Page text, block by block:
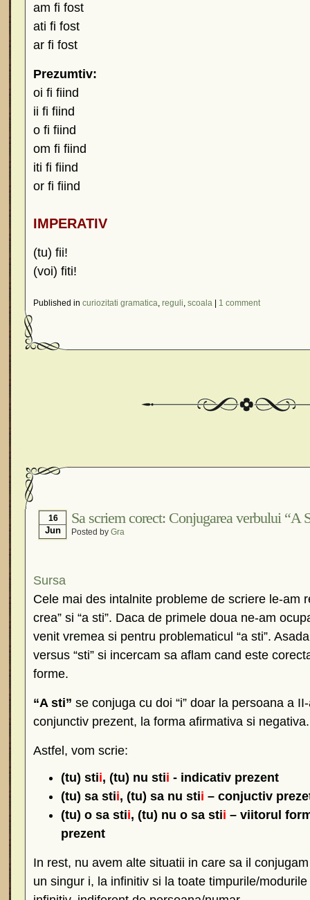
am fi fost
ati fi fost
ar fi fost
Prezumtiv:
oi fi fiind
ii fi fiind
o fi fiind
om fi fiind
iti fi fiind
or fi fiind
IMPERATIV
(tu) fii!
(voi) fiti!
Published in curiozitati gramatica, reguli, scoala 1 comment
16
Jun
Sa scriem corect: Conjugarea verbului “A
Posted by Gra
Sursa
Cele mai des intalnite probleme de scriere le-am
crea” si “a sti”. Daca de primele doua ne-am
venit vremea si pentru problematicul “a sti”.
versus “sti” si incercam sa aflam cand este
forme.
“A sti” se conjuga cu doi “i” doar la persoana a
conjunctiv prezent, la forma afirmativa si negativa.
Astfel, vom scrie:
(tu) stii, (tu) nu stii - indicativ prezent
(tu) sa stii, (tu) sa nu stii – conjuctiv
(tu) o sa stii, (tu) nu o sa stii – viitorul
prezent
In rest, nu avem alte situatii in care sa il
un singur i, la infinitiv si la toate timpurile/